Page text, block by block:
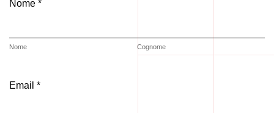
Nome *
Nome Cognome
Email *